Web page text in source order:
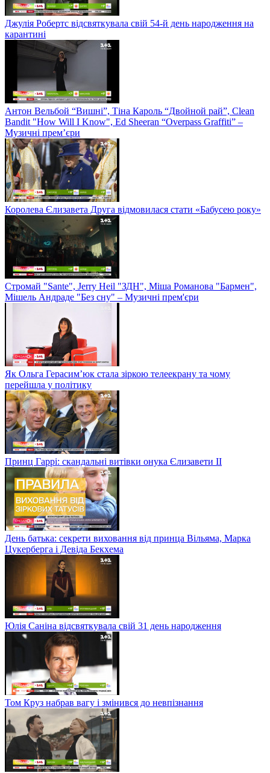
Джулія Робертс відсвяткувала свій 54-й день народження на
карантині
Антон Вельбой “Вишні”, Тіна Кароль “Двойной рай”, Clean
Bandit "How Will I Know", Ed Sheeran “Overpass Graffiti” –
Музичні прем’єри
Королева Єлизавета Друга відмовилася стати «Бабусею року»
Стромай "Sante", Jerry Heil "ЗДН", Міша Романова "Бармен",
Мішель Андраде "Без сну" – Музичні прем'єри
Як Ольга Герасим’юк стала зіркою телеекрану та чому
перейшла у політику
Принц Гаррі: скандальні витівки онука Єлизавети II
День батька: секрети виховання від принца Вільяма, Марка
Цукерберга і Девіда Бекхема
Юлія Саніна відсвяткувала свій 31 день народження
Том Круз набрав вагу і змінився до невпізнання